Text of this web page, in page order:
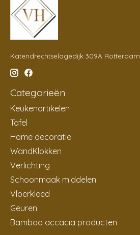
Katendrechtselagedijk 309A Rotterdam
Categorieën
Keukenartikelen
Tafel
Home decoratie
WandKlokken
Verlichting
Schoonmaak middelen
Vloerkleed
Geuren
Bamboo accacia producten